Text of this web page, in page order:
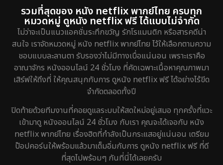
รวมที่สุดของ หนัง netflix พากย์ไทย ครบทุก
หมวดหมู่ ดูหนัง netflix ฟรี ได้แบบไม่จำกัด
ไม่ว่าจะเป็นแนวแอคชั่นระทึกขวัญ รักโรแมนติก หรือสารคดีน่า
สนใจ เราจัดหมวดหมู่ หนัง netflix พากย์ไทย ไว้ให้เลือกตามความ
ชอบแบบละลานตา รับรองว่าไม่มีทางเบื่อแน่นอน เพราะเราคือ
อาณาจักร หนังออนไลน์ 24 ชั่วโมง ที่คัดเฉพาะเนื้อหาคุณภาพมา
เสิร์ฟให้ถึงที่ ให้คุณสนุกกับการ ดูหนัง netflix ฟรี ได้อย่างไร้ขีด
จำกัดตลอดทั้งปี
ปิดท้ายด้วยทีมงานที่คอยดูแลระบบให้สดใหม่อยู่เสมอ ทุกครั้งที่แวะ
เข้ามาดู หนังออนไลน์ 24 ชั่วโมง กับเรา คุณจะได้เจอกับ หนัง
netflix พากย์ไทย เรื่องฮิตที่กำลังเป็นกระแสอยู่แน่นอน เตรียม
ป๊อปคอร์นให้พร้อมแล้วมาเต็มอิ่มกับการ ดูหนัง netflix ฟรี ที่ดี
ที่สุดไปพร้อมๆ กันที่นี่ได้เลยครับ